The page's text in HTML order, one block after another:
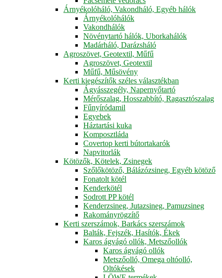
Árnyékolóháló, Vakondháló, Egyéb hálók
Árnyékolóhálók
Vakondhálók
Növénytartó hálók, Uborkahálók
Madárháló, Darázsháló
Agroszövet, Geotextil, Műfű
Agroszövet, Geotextil
Műfű, Műsövény
Kerti kiegészítők széles választékban
Ágyásszegély, Napernyőtartó
Mérőszalag, Hosszabbító, Ragasztószalag
Fűnyíródamil
Egyebek
Háztartási kuka
Komposztláda
Covertop kerti bútortakarók
Napvitorlák
Kötözők, Kötelek, Zsinegek
Szőlőkötöző, Bálázózsineg, Egyéb kötöző
Fonatolt kötél
Kenderkötél
Sodrott PP kötél
Kenderzsineg, Jutazsineg, Pamuzsineg
Rakományrögzítő
Kerti szerszámok, Barkács szerszámok
Balták, Fejszék, Hasítók, Ékek
Karos ágvágó ollók, Metszőollók
Karos ágvágó ollók
Metszőolló, Omega oltóolló,
Oltókések